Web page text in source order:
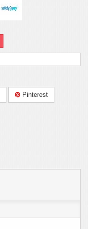
Pinterest